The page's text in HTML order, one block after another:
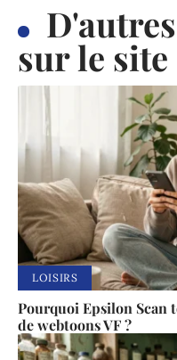
sur le site
LOISIRS
Pourquoi Epsilon Scan
de webtoons VF ?